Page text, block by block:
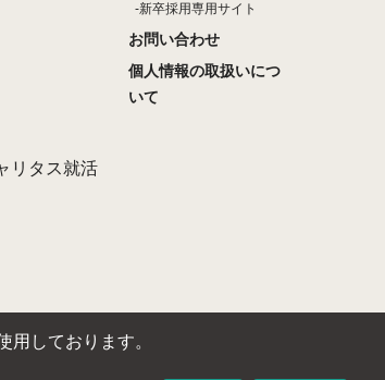
新卒採用専用サイト
お問い合わせ
個人情報の取扱いにつ
いて
しております。